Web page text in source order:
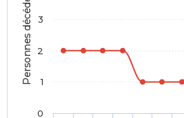
Personnes décédées
0
1
2
3